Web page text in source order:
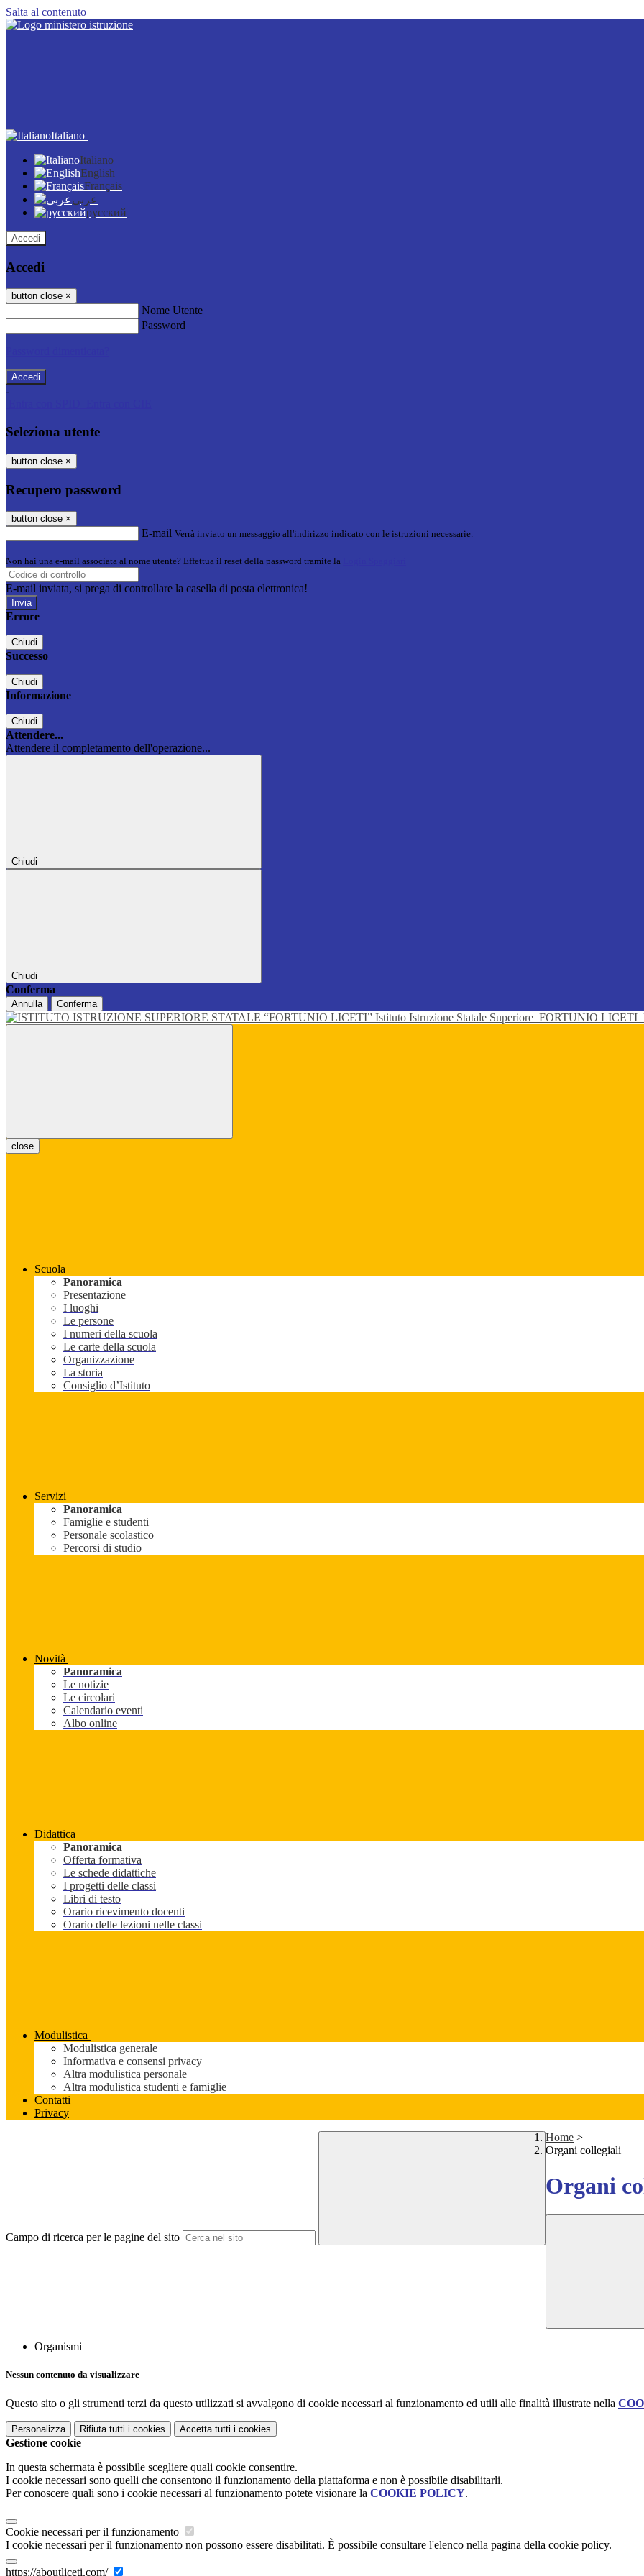
Salta al contenuto
Italiano
Italiano
English
Français
عربى
русский
Accedi
Accedi
button close ×
Nome Utente
Password
-
Seleziona utente
button close ×
Recupero password
button close ×
E-mail Verrà inviato un messaggio all'indirizzo indicato con le istruzioni necessarie.
Non hai una e-mail associata al nome utente? Effettua il reset della password tramite la
E-mail inviata, si prega di controllare la casella di posta elettronica!
Errore
Chiudi
Successo
Chiudi
Informazione
Chiudi
Attendere...
Attendere il completamento dell'operazione...
Chiudi
Chiudi
Conferma
Annulla Conferma
Istituto Istruzione Statale Superiore FORTUNIO LICETI
close
Scuola
Panoramica
Presentazione
I luoghi
Le persone
I numeri della scuola
Le carte della scuola
Organizzazione
La storia
Consiglio d’Istituto
Servizi
Panoramica
Famiglie e studenti
Personale scolastico
Percorsi di studio
Novità
Panoramica
Le notizie
Le circolari
Calendario eventi
Albo online
Didattica
Panoramica
Offerta formativa
Le schede didattiche
I progetti delle classi
Libri di testo
Orario ricevimento docenti
Orario delle lezioni nelle classi
Modulistica
Modulistica generale
Informativa e consensi privacy
Altra modulistica personale
Altra modulistica studenti e famiglie
Contatti
Privacy
Campo di ricerca per le pagine del sito
Home >
Organi collegiali
Organi
Organismi
Nessun contenuto da visualizzare
Questo sito o gli strumenti terzi da questo utilizzati si avvalgono di cookie necessari al funzionamento ed utili alle finalità illustrate nella
Personalizza Rifiuta tutti i cookies Accetta tutti i cookies
Gestione cookie
In questa schermata è possibile scegliere quali cookie consentire.
I cookie necessari sono quelli che consentono il funzionamento della piattaforma e non è possibile disabilitarli.
Per conoscere quali sono i cookie necessari al funzionamento potete visionare la COOKIE POLICY.
Cookie necessari per il funzionamento
I cookie necessari per il funzionamento non possono essere disabilitati. È possibile consultare l'elenco nella pagina della cookie policy.
https://aboutliceti.com/